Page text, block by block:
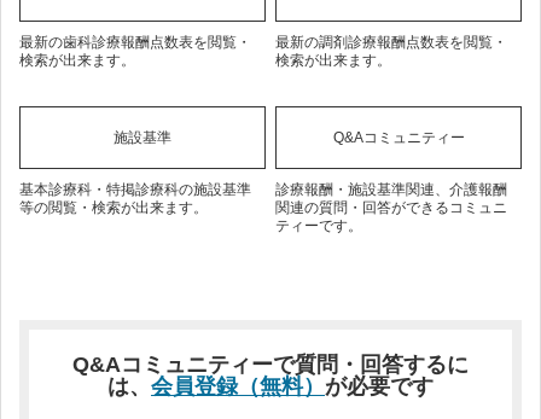
最新の歯科診療報酬点数表を閲覧・
検索が出来ます。
最新の調剤診療報酬点数表を閲覧・
検索が出来ます。
施設基準
基本診療科・特掲診療科の施設基準
等の閲覧・検索が出来ます。
Q&Aコミュニティー
診療報酬・施設基準関連、介護報酬
関連の質問・回答ができるコミュニ
ティーです。
Q&Aコミュニティーで質問・回答するに
は、 会員登録（無料） が必要です